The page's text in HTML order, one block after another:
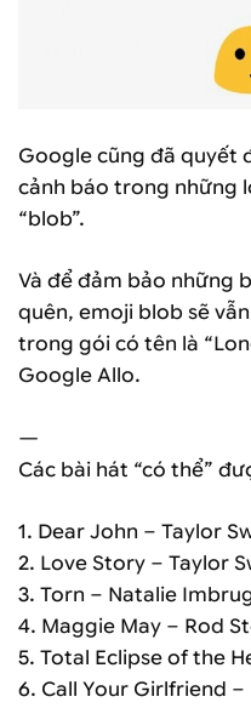
Google cũng đã quyết
cảnh báo trong những
“blob”.
Và để đảm bảo những
quên, emoji blob sẽ
trong gói có tên là
Google Allo.
—
Các bài hát “có thể”
1. Dear John – Taylor
2. Love Story – Taylor
3. Torn – Natalie
4. Maggie May – Rod
5. Total Eclipse of the
6. Call Your Girlfriend –